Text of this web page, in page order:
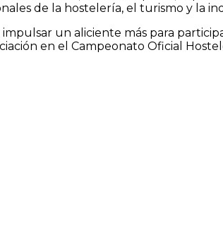
de la hostelería, el turismo y la
un aliciente más para
en el Campeonato Oficial